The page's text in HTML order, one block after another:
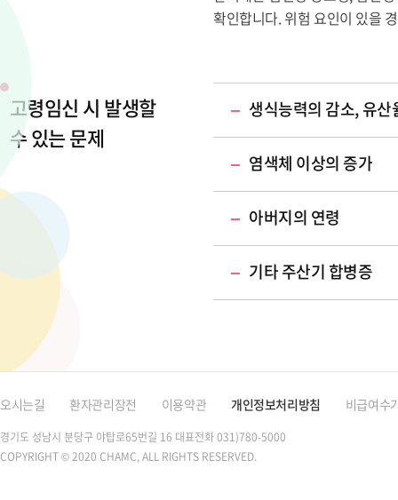
확인합니다. 위험 요인이 있을
고령임신 시 발생할
수 있는 문제
생식능력의 감소, 유산
염색체 이상의 증가
아버지의 연령
기타 주산기 합병증
오시는길 환자관리장전 이용약관 개인정보처리방침 비급여수
경기도 성남시 분당구 야탑로65번길 16 대표전화 031)780-5000
COPYRIGHT © 2020 CHAMC, ALL RIGHTS RESERVED.